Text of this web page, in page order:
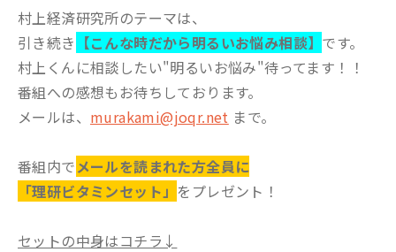
村上経済研究所のテーマは、
引き続き 【こんな時だから明るいお悩み相談】 です。
村上くんに相談したい"明るいお悩み"待ってます！！
番組への感想もお待ちしております。
メールは、 murakami@joqr.net まで。
番組内でメールを読まれた方全員に
「理研ビタミンセット」 をプレゼント！
セットの中身はコチラ↓